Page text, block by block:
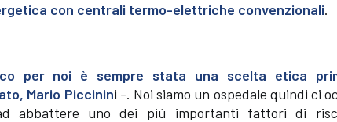
con centrali termo-elettriche convenzionali.
per noi è sempre stata una scelta etica
Mario Piccinini -. Noi siamo un ospedale quindi ci
abbattere uno dei più importanti fattori di